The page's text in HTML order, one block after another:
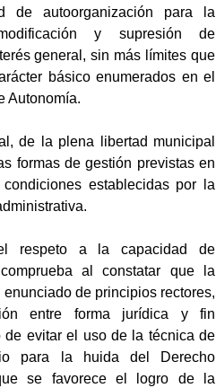
de autoorganización para la
y supresión de
general, sin más límites que
básico enumerados en el
Autonomía.
de la plena libertad municipal
formas de gestión previstas en
establecidas por la
respeto a la capacidad de
al constatar que la
de principios rectores,
entre forma jurídica y fin
de evitar el uso de la técnica de
para la huida del Derecho
se favorece el logro de la